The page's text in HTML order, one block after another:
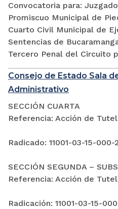
Convocatoria para:
Promiscuo Municipal de
Cuarto Civil Municipal de
Sentencias de
Tercero Penal del Circuito
Consejo de Estado Sala
Administrativo
SECCIÓN CUARTA
Referencia: Acción de
Radicado: 11001-03-15-000-
SECCIÓN SEGUNDA –
Referencia: Acción de
Radicación: 11001-03-15-